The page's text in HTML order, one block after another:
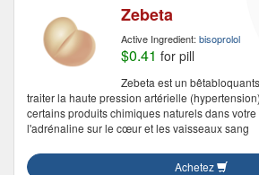
Zebeta
Active Ingredient: bisoprolol
$0.41 for pill
Zebeta est un
traiter la haute pression artérielle
certains produits chimiques naturels dans
l'adrénaline sur le cœur et les vaisseaux sang
Achetez